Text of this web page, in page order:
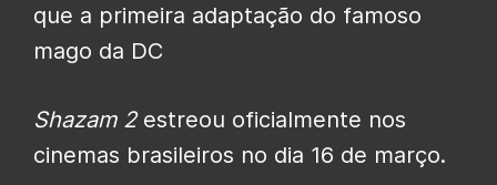
que a primeira adaptação do famoso
mago da DC
Shazam 2estreou oficialmente nos
cinemas brasileiros no dia 16 de março.